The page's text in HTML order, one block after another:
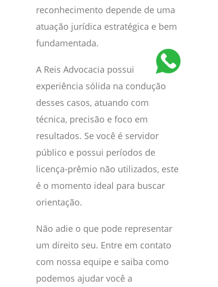
reconhecimento depende de uma
atuação jurídica estratégica e bem
fundamentada.
A Reis Advocacia possui
experiência sólida na condução
desses casos, atuando com
técnica, precisão e foco em
resultados. Se você é servidor
público e possui períodos de
licença-prêmio não utilizados, este
é o momento ideal para buscar
orientação.
Não adie o que pode representar
um direito seu. Entre em contato
com nossa equipe e saiba como
podemos ajudar você a